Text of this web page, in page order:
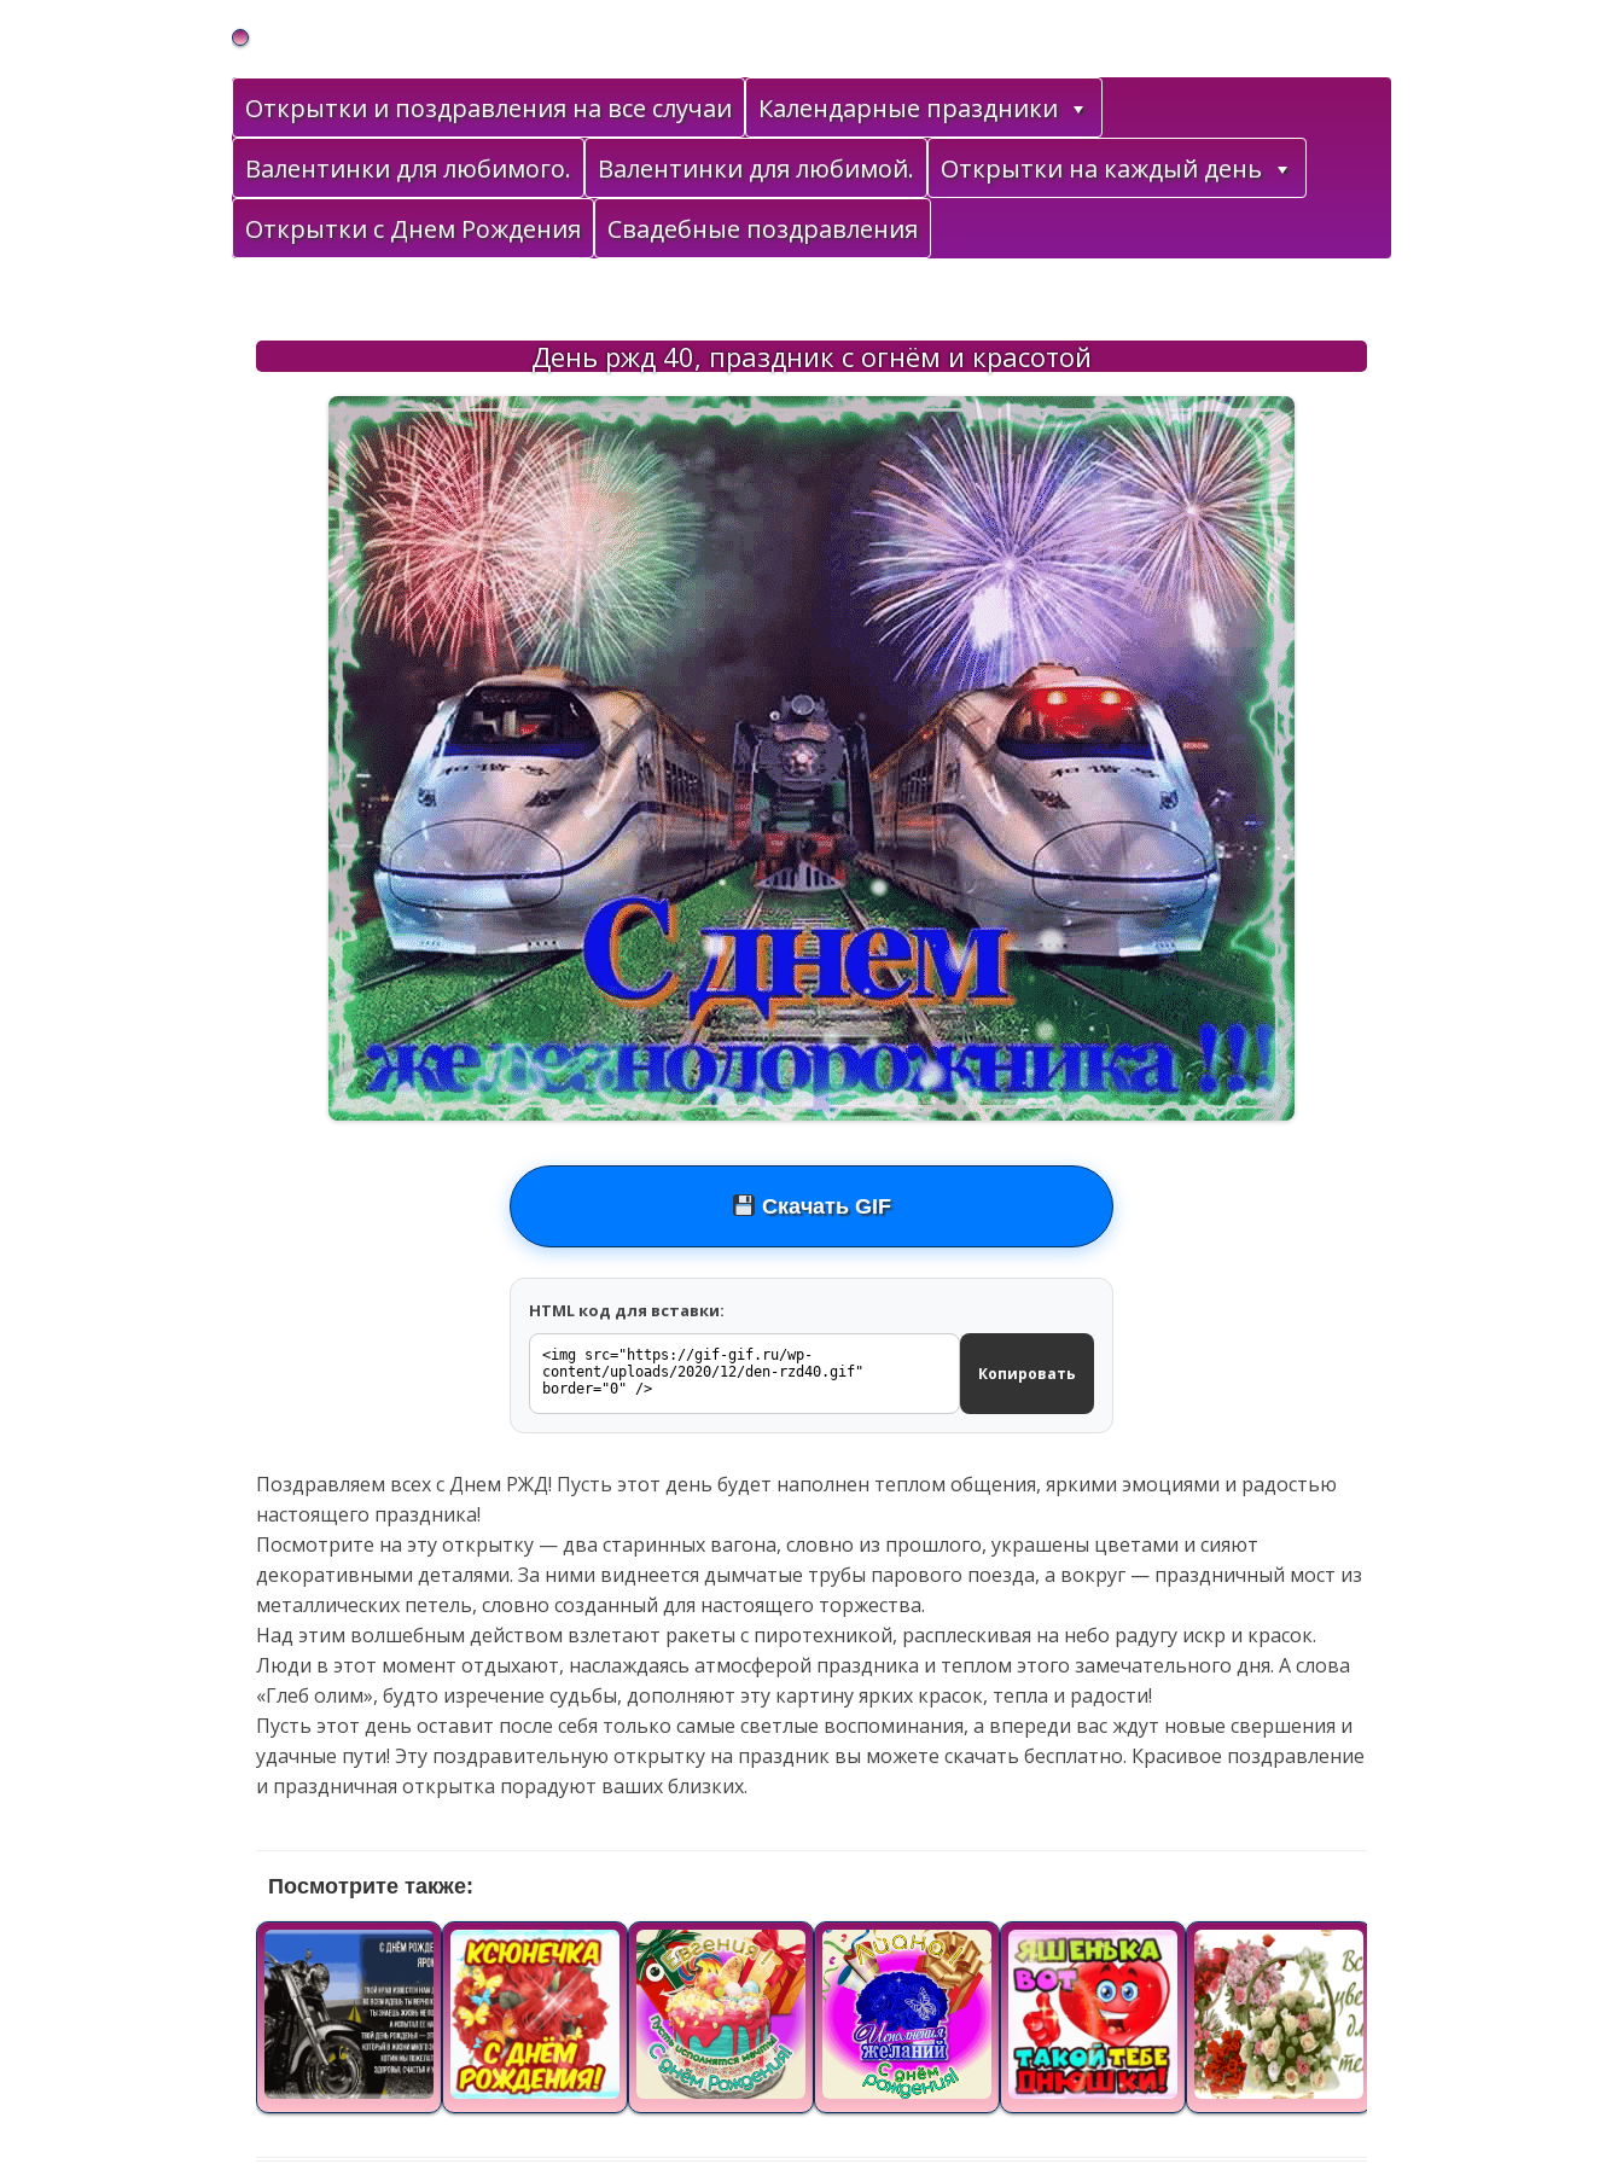
Gif Открытки в подарок
Открытки и поздравления на все случаи
Календарные праздники
Валентинки для любимого.
Валентинки для любимой.
Открытки на каждый день
Открытки с Днем Рождения
Свадебные поздравления
День ржд 40, праздник с огнём и красотой
Скачать GIF
HTML код для вставки:
Копировать
Поздравляем всех с Днем РЖД! Пусть этот день будет наполнен теплом общения, яркими эмоциями и радостью
настоящего праздника!
Посмотрите на эту открытку — два старинных вагона, словно из прошлого, украшены цветами и сияют
декоративными деталями. За ними виднеется дымчатые трубы парового поезда, а вокруг — праздничный мост из
металлических петель, словно созданный для настоящего торжества.
Над этим волшебным действом взлетают ракеты с пиротехникой, расплескивая на небо радугу искр и красок.
Люди в этот момент отдыхают, наслаждаясь атмосферой праздника и теплом этого замечательного дня. А слова
«Глеб олим», будто изречение судьбы, дополняют эту картину ярких красок, тепла и радости!
Пусть этот день оставит после себя только самые светлые воспоминания, а впереди вас ждут новые свершения и
удачные пути! Эту поздравительную открытку на праздник вы можете скачать бесплатно. Красивое поздравление
и праздничная открытка порадуют ваших близких.
Посмотрите также: